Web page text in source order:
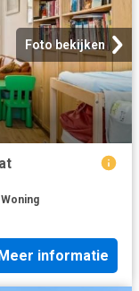
Foto bekijken
Meer informatie